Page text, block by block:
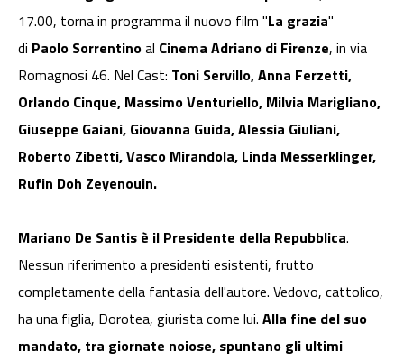
17.00, torna in programma il nuovo film "La grazia"
di Paolo Sorrentinoal Cinema Adriano di Firenze, in via
Romagnosi 46. Nel Cast: Toni Servillo, Anna Ferzetti,
Orlando Cinque, Massimo Venturiello, Milvia Marigliano,
Giuseppe Gaiani, Giovanna Guida, Alessia Giuliani,
Roberto Zibetti, Vasco Mirandola, Linda Messerklinger,
Rufin Doh Zeyenouin.
Mariano De Santis è il Presidente della Repubblica.
Nessun riferimento a presidenti esistenti, frutto
completamente della fantasia dell'autore. Vedovo, cattolico,
ha una figlia, Dorotea, giurista come lui. Alla fine del suo
mandato, tra giornate noiose, spuntano gli ultimi